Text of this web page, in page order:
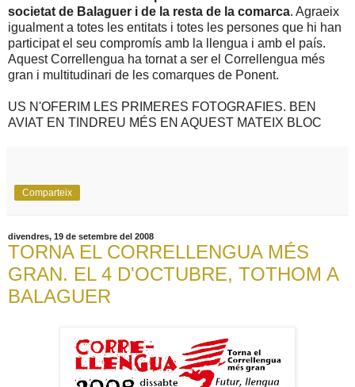
societat de Balaguer i de la resta de la comarca. Agraeix
igualment a totes les entitats i totes les persones que hi han
participat el seu compromís amb la llengua i amb el país.
Aquest Correllengua ha tornat a ser el Correllengua més
gran i multitudinari de les comarques de Ponent.
US N'OFERIM LES PRIMERES FOTOGRAFIES. BEN
AVIAT EN TINDREU MÉS EN AQUEST MATEIX BLOC
Comparteix
divendres, 19 de setembre del 2008
TORNA EL CORRELLENGUA MÉS
GRAN. EL 4 D'OCTUBRE, TOTHOM A
BALAGUER